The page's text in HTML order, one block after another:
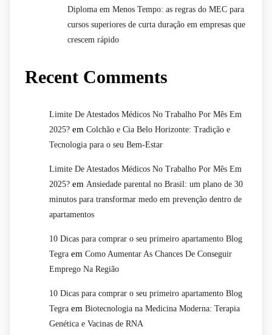
Diploma em Menos Tempo: as regras do MEC para
cursos superiores de curta duração em empresas que
crescem rápido
Recent Comments
Limite De Atestados Médicos No Trabalho Por Mês Em
2025? em Colchão e Cia Belo Horizonte: Tradição e
Tecnologia para o seu Bem-Estar
Limite De Atestados Médicos No Trabalho Por Mês Em
2025? em Ansiedade parental no Brasil: um plano de 30
minutos para transformar medo em prevenção dentro de
apartamentos
10 Dicas para comprar o seu primeiro apartamento Blog
Tegra em Como Aumentar As Chances De Conseguir
Emprego Na Região
10 Dicas para comprar o seu primeiro apartamento Blog
Tegra em Biotecnologia na Medicina Moderna: Terapia
Genética e Vacinas de RNA